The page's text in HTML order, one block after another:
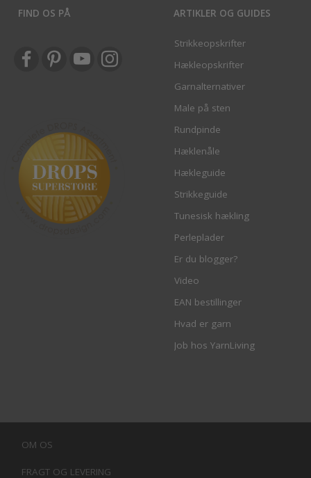
FIND OS PÅ ARTIKLER OG GUIDES
Strikkeopskrifter
Hækleopskrifter
Garnalternativer
Male på sten
Rundpinde
Hæklenåle
Hækleguide
Strikkeguide
Tunesisk hækling
Perleplader
Er du blogger?
Video
EAN bestillinger
Hvad er garn
Job hos YarnLiving
OM OS
FRAGT OG LEVERING